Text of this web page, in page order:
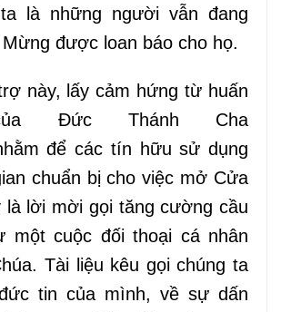
là những người vẫn đang
được loan báo cho họ.
này, lấy cảm hứng từ huấn
Đức Thánh Cha
đểcác tín hữu sử dụng
chuẩn bị cho việc mở Cửa
là lời mời gọi tăng cường cầu
một cuộc đối thoại cá nhân
Tài liệu kêu gọi chúng ta
tin của mình, về sự dấn